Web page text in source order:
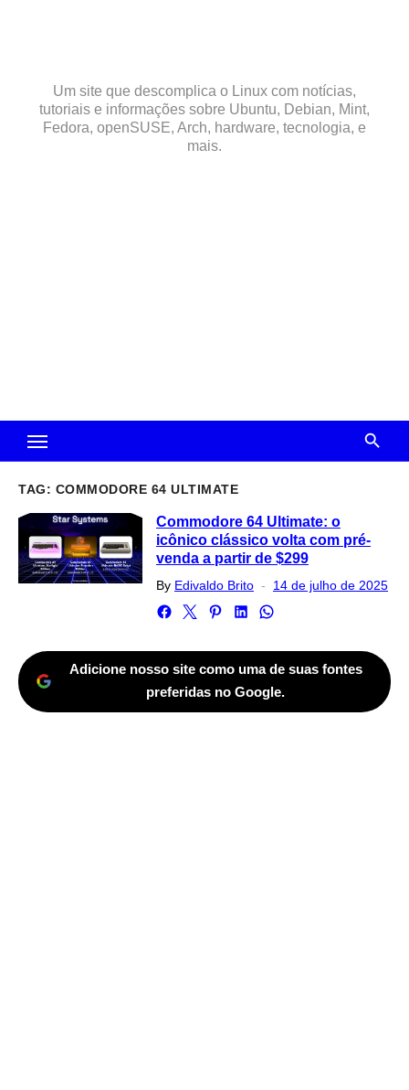
Um site que descomplica o Linux com notícias,
tutoriais e informações sobre Ubuntu, Debian, Mint,
Fedora, openSUSE, Arch, hardware, tecnologia, e
mais.
TAG: COMMODORE 64 ULTIMATE
Commodore 64 Ultimate: o
icônico clássico volta com pré-
venda a partir de $299
By Edivaldo Brito
Posted
14 de julho de 2025
Adicione nosso site como uma de suas fontes
preferidas no Google.